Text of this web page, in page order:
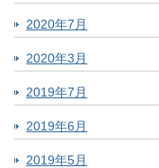
2020年7月
2020年3月
2019年7月
2019年6月
2019年5月